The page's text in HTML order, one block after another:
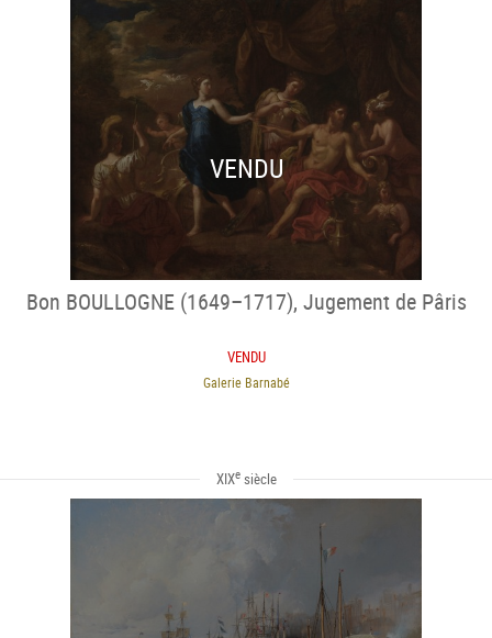
VENDU
Bon BOULLOGNE (1649–1717), Jugement de Pâris
VENDU
Galerie Barnabé
XIXesiècle